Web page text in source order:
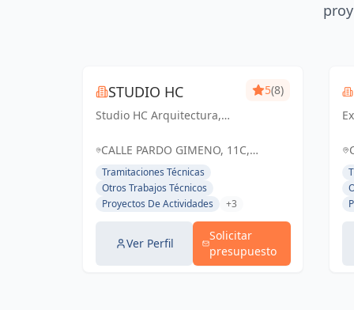
STUDIO HC
Studio HC Arquitectura,
dinamismo
5(8)
CALLE PARDO GIMENO, 11C,
ALICANTE (ALACANT), ESPAÑA,
España
Tramitaciones Técnicas
Otros Trabajos Técnicos
Proyectos De Actividades
+3
Ver Perfil
Solicitar
presupuesto